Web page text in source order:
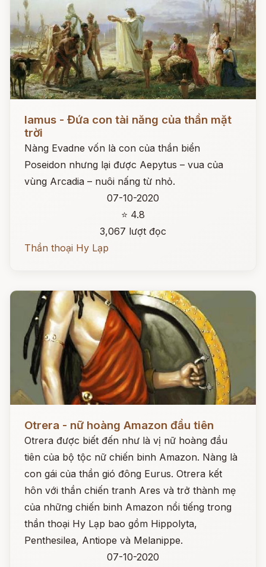
Iamus - Đứa con tài năng của thần mặt
trời
Nàng Evadne vốn là con của thần biển
Poseidon nhưng lại được Aepytus – vua của
vùng Arcadia – nuôi nấng từ nhỏ.
07-10-2020
⭐ 4.8
3,067 lượt đọc
Thần thoại Hy Lạp
Otrera - nữ hoàng Amazon đầu tiên
Otrera được biết đến như là vị nữ hoàng đầu
tiên của bộ tộc nữ chiến binh Amazon. Nàng là
con gái của thần gió đông Eurus. Otrera kết
hôn với thần chiến tranh Ares và trở thành mẹ
của những chiến binh Amazon nổi tiếng trong
thần thoại Hy Lạp bao gồm Hippolyta,
Penthesilea, Antiope và Melanippe.
07-10-2020